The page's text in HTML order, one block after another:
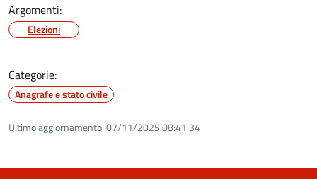
Argomenti:
Elezioni
Categorie:
Anagrafe e stato civile
Ultimo aggiornamento:07/11/2025 08:41.34